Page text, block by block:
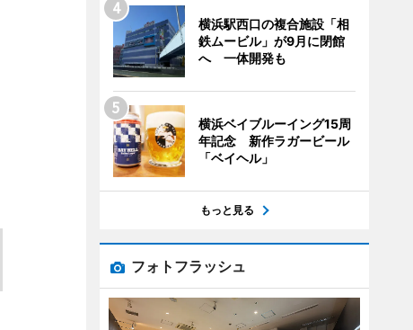
横浜駅西口の複合施設「相
鉄ムービル」が9月に閉館
へ 一体開発も
横浜ベイブルーイング15周
年記念 新作ラガービール
「ベイヘル」
もっと見る
フォトフラッシュ